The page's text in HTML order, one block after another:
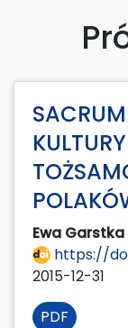
Ewa Garstka
https://
2015-12-31
PDF